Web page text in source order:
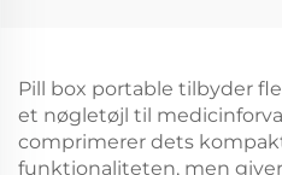
Pill box portable tilbyder
et nøgletøjl til
comprimerer dets
funktionaliteten, men